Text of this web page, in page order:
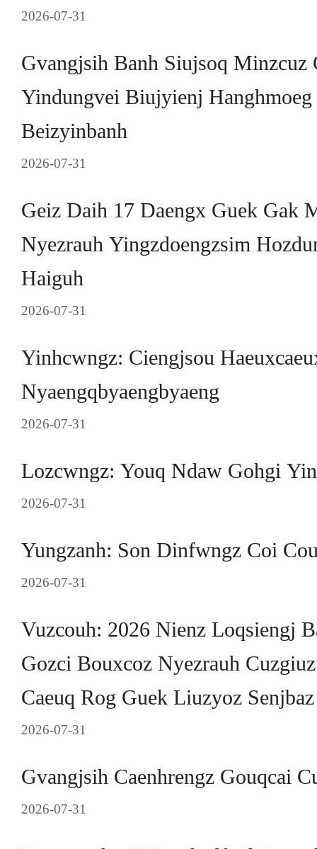
2026-07-31
Gvangjsih Banh Siujsoq
Yindungvei Biujyienj Hanghmoeg
Beizyinbanh
2026-07-31
Geiz Daih 17 Daengx Guek Gak
Nyezrauh Yingzdoengzsim
Haiguh
2026-07-31
Yinhcwngz: Ciengjsou
Nyaengqbyaengbyaeng
2026-07-31
Lozcwngz: Youq Ndaw Gohgi
2026-07-31
Yungzanh: Son Dinfwngz Coi
2026-07-31
Vuzcouh: 2026 Nienz Loqsiengj
Gozci Bouxcoz Nyezrauh
Caeuq Rog Guek Liuzyoz
2026-07-31
Gvangjsih Caenhrengz Gouqcai
2026-07-31